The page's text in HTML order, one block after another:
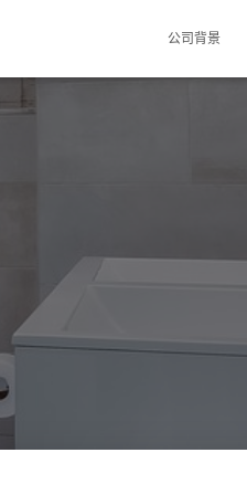
公司背景